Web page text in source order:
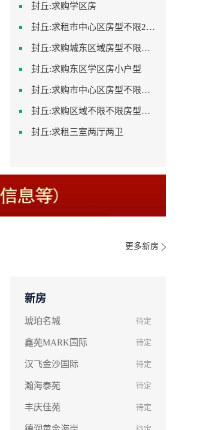
封丘:求购学区房
封丘:求租市中心区房型不限2室1厅中档装修
封丘:求购城东区域房型不限装修不限
封丘:求购东区学区房小户型
封丘:求购市中心区房型不限一室一厅一卫简单装修
封丘:求购区域不限不限房型不限两室一厅简单装修
封丘:求租三室两厅两卫
更多新房
新房
琥珀名城 待定
鑫苑MARK国际 待定
汉飞金沙国际 待定
瀚海泰苑 待定
丰庆佳苑 待定